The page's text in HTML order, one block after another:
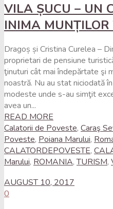
VILA ȘUCU – UN
INIMA MUNȚILOR
Dragoș și Cristina Curelea –
proprietari de pensiune
ţinuturi cât mai îndepărtate şi
noastră. Nu au stat niciodată
modeste unde s-au simţit
avea un...
READ MORE
Calatorii de Poveste, Caraş
Poveste, Poiana Marului,
CALATORDEPOVESTE,
Marului, ROMANIA,TURISM,
AUGUST 10, 2017
0